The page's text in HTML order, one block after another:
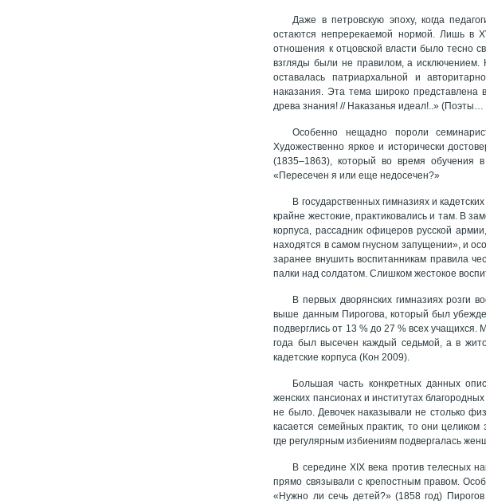
Даже в петровскую эпоху, когда
остаются непререкаемой нормой. Лишь в
отношения к отцовской власти было тесно
взгляды были не правилом, а исключением.
оставалась патриархальной и
наказания. Эта тема широко представлена
древа знания! // Наказанья идеал!..» (Поэты…
Особенно нещадно пороли
Художественно яркое и исторически
(1835–1863), который во время
«Пересечен я или еще недосечен?»
В государственных гимназиях и
крайне жестокие, практиковались и там. В
корпуса, рассадник офицеров русской
находятся в самом гнусном запущении», и
заранее внушить воспитанникам правила
палки над солдатом. Слишком жестокое
В первых дворянских гимназиях розги
выше данным Пирогова, который был
подверглись от 13 % до 27 % всех учащихся.
года был высечен каждый седьмой, а в
кадетские корпуса (Кон 2009).
Большая часть конкретных данных
женских пансионах и институтах
не было. Девочек наказывали не столько
касается семейных практик, то они
где регулярным избиениям подвергалась
В середине ХIХ века против телесных
прямо связывали с крепостным правом.
«Нужно ли сечь детей?» (1858 год)